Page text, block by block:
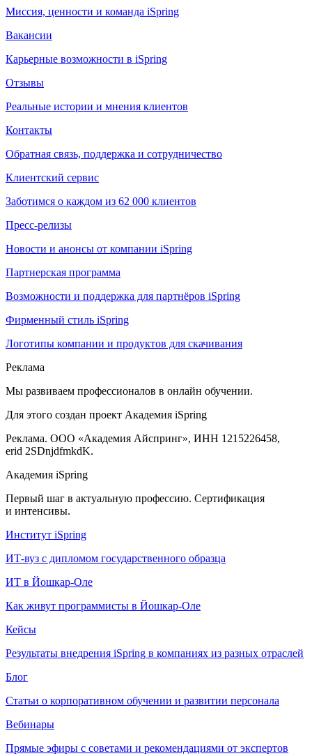
Миссия, ценности и команда iSpring
Вакансии
Карьерные возможности в iSpring
Отзывы
Реальные истории и мнения клиентов
Контакты
Обратная связь, поддержка и сотрудничество
Клиентский сервис
Заботимся о каждом из 62 000 клиентов
Пресс-релизы
Новости и анонсы от компании iSpring
Партнерская программа
Возможности и поддержка для партнёров iSpring
Фирменный стиль iSpring
Логотипы компании и продуктов для скачивания
Реклама
Мы развиваем профессионалов в онлайн обучении.
Для этого создан проект Академия iSpring
Реклама. ООО «Академия Айспринг», ИНН 1215226458,
erid 2SDnjdfmkdK.
Академия iSpring
Первый шаг в актуальную профессию. Сертификация
и интенсивы.
Институт iSpring
ИТ-вуз с дипломом государственного образца
ИТ в Йошкар-Оле
Как живут программисты в Йошкар‑Оле
Кейсы
Результаты внедрения iSpring в компаниях из разных отраслей
Блог
Статьи о корпоративном обучении и развитии персонала
Вебинары
Прямые эфиры с советами и рекомендациями от экспертов